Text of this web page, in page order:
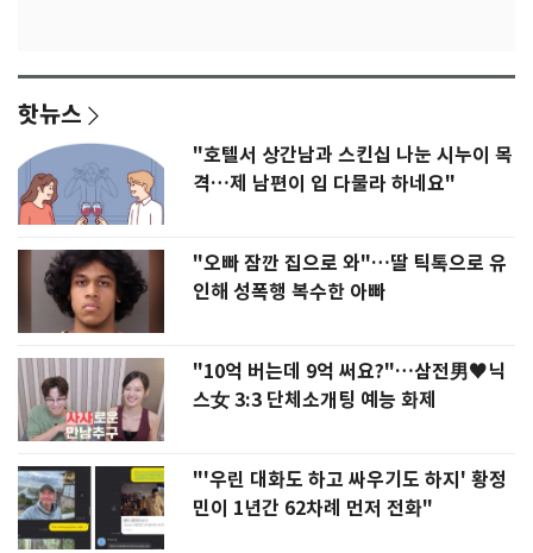
핫뉴스
"호텔서 상간남과 스킨십 나눈 시누이 목
격…제 남편이 입 다물라 하네요"
"오빠 잠깐 집으로 와"…딸 틱톡으로 유
인해 성폭행 복수한 아빠
"10억 버는데 9억 써요?"…삼전男♥닉
스女 3:3 단체소개팅 예능 화제
"'우린 대화도 하고 싸우기도 하지' 황정
민이 1년간 62차례 먼저 전화"